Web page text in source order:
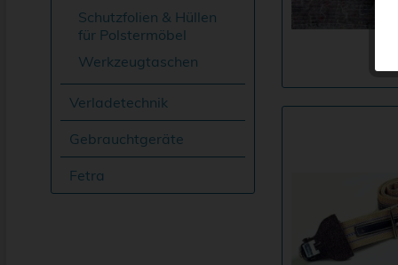
Schutzfolien & Hüllen
für Polstermöbel
Werkzeugtaschen
Verladetechnik
Gebrauchtgeräte
Fetra